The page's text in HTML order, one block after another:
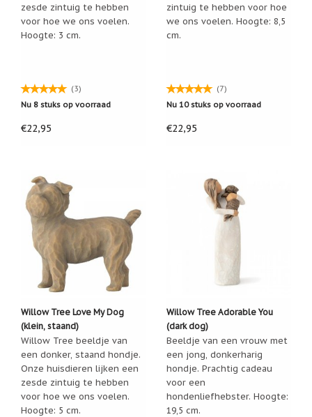
verlies
of
rouw:
De
regenboog
Nieuw:
fotootje
van
uw
cadeauverpakking
Kralen
spiritualiteit
Nieuw:
betalen
in
3
termijnen!
Verhuizingsuitverkoop
Hulp
bij
het
vinden
zesde zintuig te hebben
voor hoe we ons voelen.
Hoogte: 3 cm.
(3)
Nu 8 stuks op voorraad
€22,95
zintuig te hebben voor hoe
we ons voelen. Hoogte: 8,5
cm.
(7)
Nu 10 stuks op voorraad
€22,95
Willow Tree Love My Dog
(klein, staand)
Willow Tree beeldje van
een donker, staand hondje.
Onze huisdieren lijken een
zesde zintuig te hebben
voor hoe we ons voelen.
Hoogte: 5 cm.
Willow Tree Adorable You
(dark dog)
Beeldje van een vrouw met
een jong, donkerharig
hondje. Prachtig cadeau
voor een
hondenliefhebster. Hoogte:
19,5 cm.